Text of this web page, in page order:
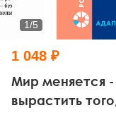
Тревожные
Психодрама
Другие
Классический,
Психология труда и
Социальная
Социальная и
Классический и
Мир меняется -
вырастить
1/5
1 048 ₽